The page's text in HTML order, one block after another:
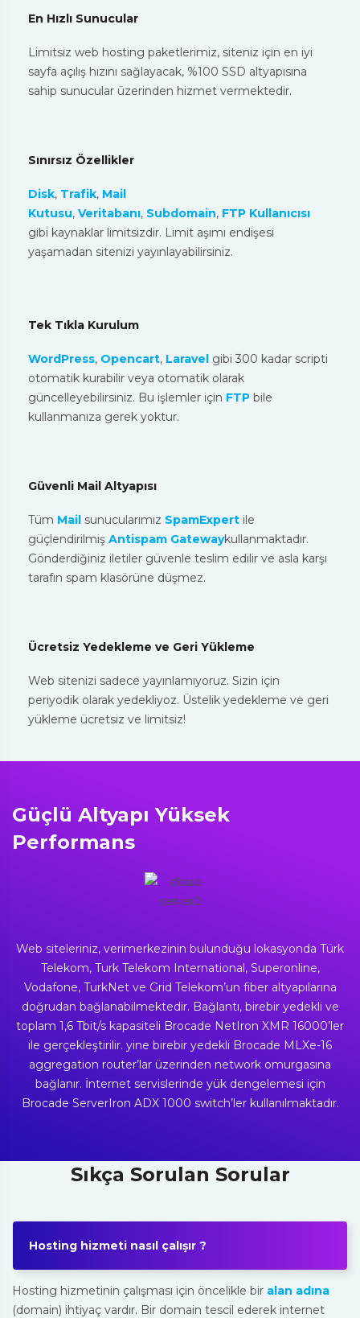
En Hızlı Sunucular
Limitsiz web hosting paketlerimiz, siteniz için en iyi
sayfa açılış hızını sağlayacak, %100 SSD altyapısına
sahip sunucular üzerinden hizmet vermektedir.
Sınırsız Özellikler
Disk, Trafik, Mail
Kutusu, Veritabanı, Subdomain, FTP Kullanıcısı
gibi kaynaklar limitsizdir. Limit aşımı endişesi
yaşamadan sitenizi yayınlayabilirsiniz.
Tek Tıkla Kurulum
WordPress, Opencart, Laravel gibi 300 kadar scripti
otomatik kurabilir veya otomatik olarak
güncelleyebilirsiniz. Bu işlemler için FTP bile
kullanmanıza gerek yoktur.
Güvenli Mail Altyapısı
Tüm Mail sunucularımız SpamExpert ile
güçlendirilmiş Antispam Gatewaykullanmaktadır.
Gönderdiğiniz iletiler güvenle teslim edilir ve asla karşı
tarafın spam klasörüne düşmez.
Ücretsiz Yedekleme ve Geri Yükleme
Web sitenizi sadece yayınlamıyoruz. Sizin için
periyodik olarak yedekliyoz. Üstelik yedekleme ve geri
yükleme ücretsiz ve limitsiz!
Güçlü Altyapı Yüksek
Performans
Web siteleriniz, verimerkezinin bulunduğu lokasyonda Türk
Telekom, Turk Telekom International, Superonline,
Vodafone, TurkNet ve Grid Telekom’un fiber altyapılarına
doğrudan bağlanabilmektedir. Bağlantı, birebir yedekli ve
toplam 1,6 Tbit/s kapasiteli Brocade NetIron XMR 16000’ler
ile gerçekleştirilir. yine birebir yedekli Brocade MLXe-16
aggregation router’lar üzerinden network omurgasına
bağlanır. İnternet servislerinde yük dengelemesi için
Brocade ServerIron ADX 1000 switch’ler kullanılmaktadır.
Sıkça Sorulan Sorular
Hosting hizmeti nasıl çalışır ?
Hosting hizmetinin çalışması için öncelikle bir alan adına
(domain) ihtiyaç vardır. Bir domain tescil ederek internet